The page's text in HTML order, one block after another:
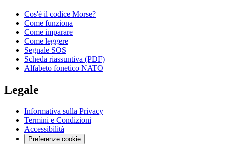
Cos'è il codice Morse?
Come funziona
Come imparare
Come leggere
Segnale SOS
Scheda riassuntiva (PDF)
Alfabeto fonetico NATO
Legale
Informativa sulla Privacy
Termini e Condizioni
Accessibilità
Preferenze cookie